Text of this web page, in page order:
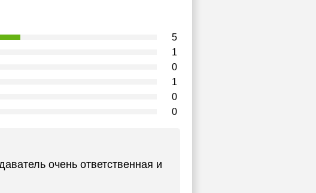
0
0
1
0
1
5
очень ответственная и